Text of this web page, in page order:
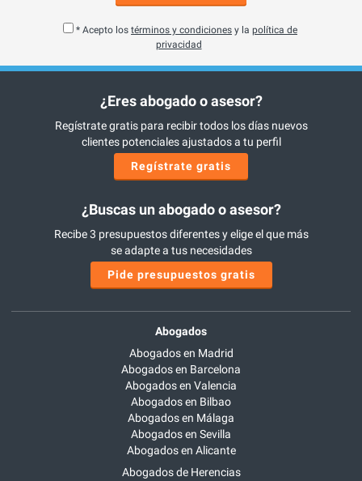
* Acepto los términos y condiciones y la política de
privacidad
¿Eres abogado o asesor?
Regístrate gratis para recibir todos los días nuevos
clientes potenciales ajustados a tu perfil
Regístrate gratis
¿Buscas un abogado o asesor?
Recibe 3 presupuestos diferentes y elige el que más
se adapte a tus necesidades
Pide presupuestos gratis
Abogados
Abogados en Madrid
Abogados en Barcelona
Abogados en Valencia
Abogados en Bilbao
Abogados en Málaga
Abogados en Sevilla
Abogados en Alicante
Abogados de Herencias